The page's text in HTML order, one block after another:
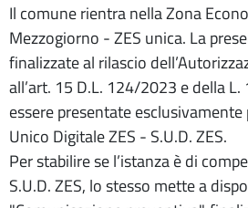
Il comune rientra nella Zona
Mezzogiorno - ZES unica. La
finalizzate al rilascio
all’art. 15 D.L. 124/2023 e della
essere presentate
Unico Digitale ZES - S.U.D. ZES.
Per stabilire se l’istanza è di
S.U.D. ZES, lo stesso mette a